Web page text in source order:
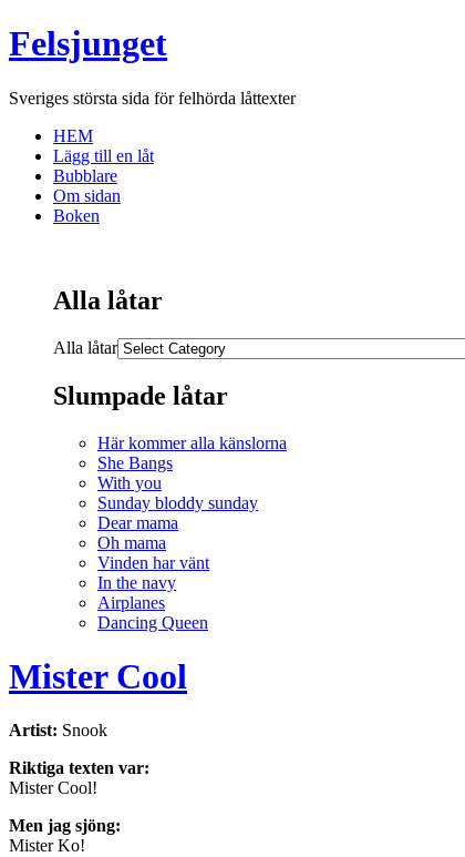
Felsjunget
Sveriges största sida för felhörda låttexter
HEM
Lägg till en låt
Bubblare
Om sidan
Boken
Alla låtar
Alla låtar
Slumpade låtar
Här kommer alla känslorna
She Bangs
With you
Sunday bloddy sunday
Dear mama
Oh mama
Vinden har vänt
In the navy
Airplanes
Dancing Queen
Mister Cool
Artist: Snook
Riktiga texten var:
Mister Cool!
Men jag sjöng:
Mister Ko!